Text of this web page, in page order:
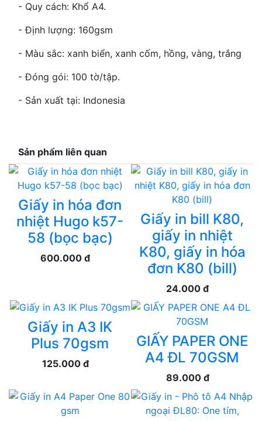
- Quy cách: Khổ A4.
- Định lượng: 160gsm
- Màu sắc: xanh biển, xanh cốm, hồng, vàng, trắng
- Đóng gói: 100 tờ/tập.
- Sản xuất tại: Indonesia
Sản phẩm liên quan
Giấy in hóa đơn
nhiệt Hugo k57-
58 (bọc bạc)
600.000 đ
Giấy in bill K80,
giấy in nhiệt
K80, giấy in hóa
đơn K80 (bill)
24.000 đ
Giấy in A3 IK
Plus 70gsm
125.000 đ
GIẤY PAPER ONE
A4 ĐL 70GSM
89.000 đ